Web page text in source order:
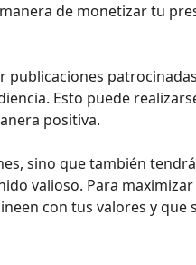
de monetizar tu
publicaciones
Esto puede
positiva.
sino que también
valioso. Para
con tus valores y que